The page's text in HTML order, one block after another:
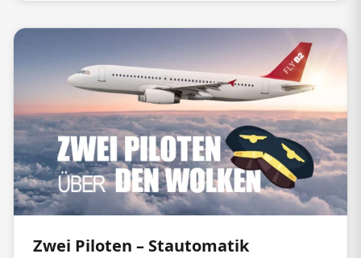
Zwei Piloten – Stautomatik